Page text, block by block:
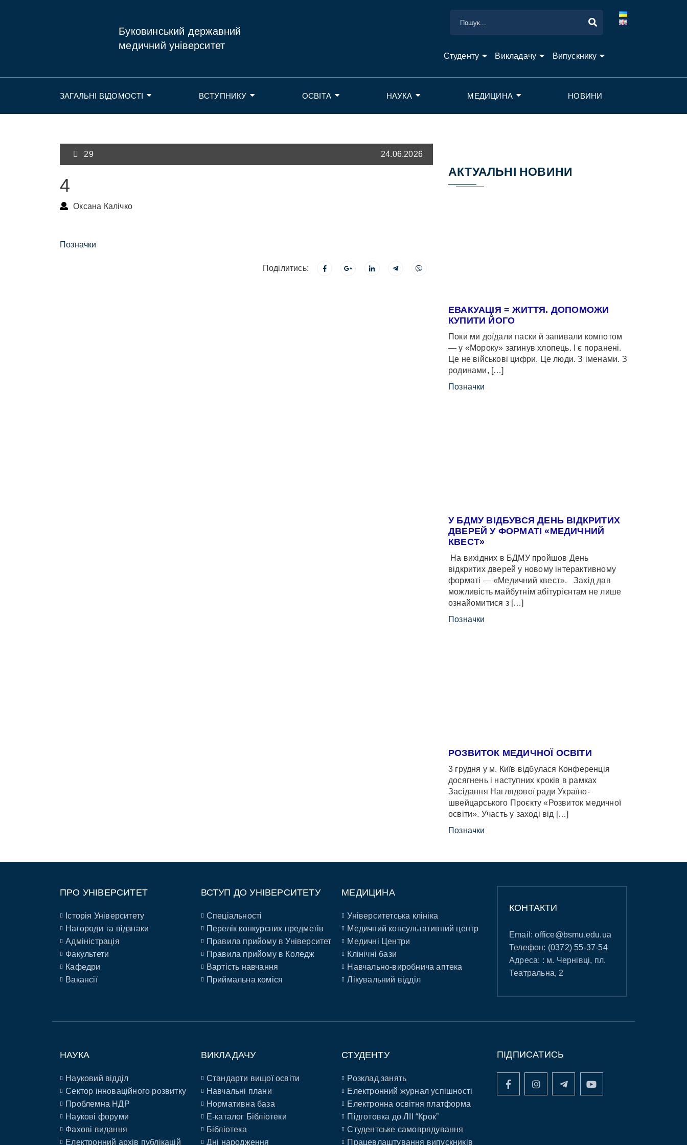
Буковинський державний
медичний університет
Студенту Викладачу Випускнику
ЗАГАЛЬНІ ВІДОМОСТІ ВСТУПНИКУ ОСВІТА НАУКА МЕДИЦИНА НОВИНИ
29 24.06.2026
4
Оксана Калічко
Позначки
Поділитись:
АКТУАЛЬНІ НОВИНИ
ЕВАКУАЦІЯ = ЖИТТЯ. ДОПОМОЖИ
КУПИТИ ЙОГО
Поки ми доїдали паски й запивали компотом
— у «Мороку» загинув хлопець. І є поранені.
Це не військові цифри. Це люди. З іменами. З
родинами, […]
Позначки
У БДМУ ВІДБУВСЯ ДЕНЬ ВІДКРИТИХ
ДВЕРЕЙ У ФОРМАТІ «МЕДИЧНИЙ
КВЕСТ»
На вихідних в БДМУ пройшов День
відкритих дверей у новому інтерактивному
форматі — «Медичний квест». Захід дав
можливість майбутнім абітурієнтам не лише
ознайомитися з […]
Позначки
РОЗВИТОК МЕДИЧНОЇ ОСВІТИ
3 грудня у м. Київ відбулася Конференція
досягнень і наступних кроків в рамках
Засідання Наглядової ради Україно-
швейцарського Проєкту «Розвиток медичної
освіти». Участь у заході від […]
Позначки
ПРО УНІВЕРСИТЕТ
Історія Університету
Нагороди та відзнаки
Адміністрація
Факультети
Кафедри
Вакансії
ВСТУП ДО УНІВЕРСИТЕТУ
Спеціальності
Перелік конкурсних предметів
Правила прийому в Університет
Правила прийому в Коледж
Вартість навчання
Приймальна коміся
МЕДИЦИНА
Університетська клініка
Медичний консультативний центр
Медичні Центри
Клінічні бази
Навчально-виробнича аптека
Лікувальний відділ
КОНТАКТИ
Email:office@bsmu.edu.ua
Телефон: (0372) 55-37-54
Адреса: : м. Чернівці, пл.
Театральна, 2
НАУКА
Науковий відділ
Сектор інноваційного розвитку
Проблемна НДР
Наукові форуми
Фахові видання
Електронний архів публікацій
ВИКЛАДАЧУ
Стандарти вищої освіти
Навчальні плани
Нормативна база
E-каталог Бібліотеки
Бібліотека
Дні народження
СТУДЕНТУ
Розклад занять
Електронний журнал успішності
Електронна освітня платформа
Підготовка до ЛІІ “Крок”
Студентське самоврядування
Працевлаштування випускників
ПІДПИСАТИСЬ